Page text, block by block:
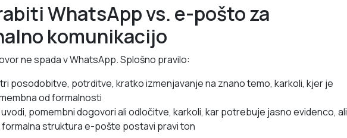
WhatsApp vs. e-pošto za
komunikacijo
ne spada v WhatsApp. Splošno pravilo:
posodobitve, potrditve, kratko izmenjavanje na znano temo, karkoli, kjer je
od formalnosti
uvodi, pomembni dogovori ali odločitve, karkoli, kar potrebuje jasno evidenco, ali
struktura e-pošte postavi pravi ton